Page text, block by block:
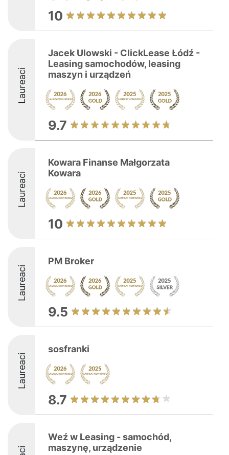
10
Laureaci
Jacek Ulowski - ClickLease Łódź -
Leasing samochodów, leasing
maszyn i urządzeń
9.7
Laureaci
Kowara Finanse Małgorzata
Kowara
10
Laureaci
PM Broker
9.5
Laureaci
sosfranki
8.7
Weź w Leasing - samochód,
maszynę, urządzenie